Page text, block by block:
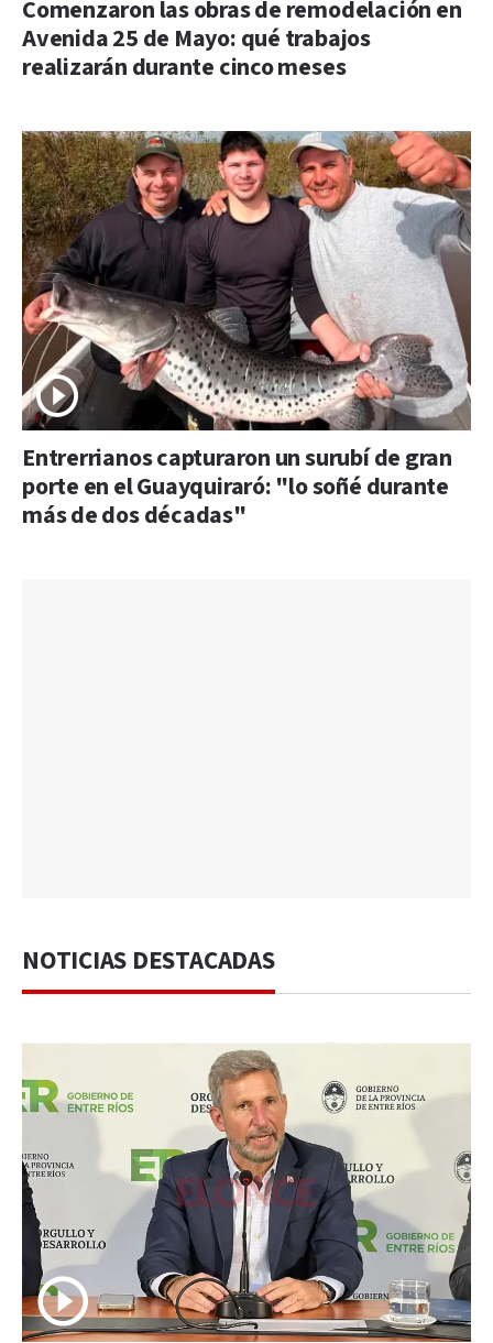
Comenzaron las obras de remodelación en
Avenida 25 de Mayo: qué trabajos
realizarán durante cinco meses
Entrerrianos capturaron un surubí de gran
porte en el Guayquiraró: "lo soñé durante
más de dos décadas"
NOTICIAS DESTACADAS